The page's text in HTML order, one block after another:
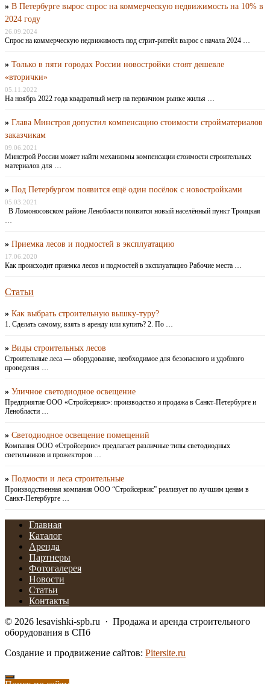
» В Петербурге вырос спрос на коммерческую недвижимость на 10% в
2024 году
26.09.2024
Спрос на коммерческую недвижимость под стрит-ритейл вырос с начала 2024 …
» Только в пяти городах России новостройки стоят дешевле
«вторички»
05.11.2022
На ноябрь 2022 года квадратный метр на первичном рынке жилья …
» Глава Минстроя допустил компенсацию стоимости стройматериалов
заказчикам
09.06.2021
Минстрой России может найти механизмы компенсации стоимости строительных
материалов для …
» Под Петербургом появится ещё один посёлок с новостройками
05.03.2021
В Ломоносовском районе Ленобласти появится новый населённый пункт Троицкая
…
» Приемка лесов и подмостей в эксплуатацию
17.06.2020
Как происходит приемка лесов и подмостей в эксплуатацию Рабочие места …
Статьи
» Как выбрать строительную вышку-туру?
1. Сделать самому, взять в аренду или купить? 2. По …
» Виды строительных лесов
Строительные леса — оборудование, необходимое для безопасного и удобного
проведения …
» Уличное светодиодное освещение
Предприятие ООО «Стройсервис»: производство и продажа в Санкт-Петербурге и
Ленобласти …
» Светодиодное освещение помещений
Компания ООО «Стройсервис» предлагает различные типы светодиодных
светильников и прожекторов …
» Подмости и леса строительные
Производственная компания ООО “Стройсервис” реализует по лучшим ценам в
Санкт-Петербурге …
Главная
Каталог
Аренда
Партнеры
Фотогалерея
Новости
Статьи
Контакты
© 2026 lesavishki-spb.ru · Продажа и аренда строительного
оборудования в СПб
Создание и продвижение сайтов: Pitersite.ru